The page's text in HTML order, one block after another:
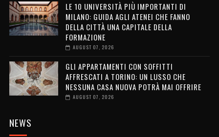
LE 10 UNIVERSITÀ PIÙ IMPORTANTI DI
MILANO: GUIDA AGLI ATENEI CHE FANNO
DELLA CITTÀ UNA CAPITALE DELLA
FORMAZIONE
AUGUST 07, 2026
GLI APPARTAMENTI CON SOFFITTI
AFFRESCATI A TORINO: UN LUSSO CHE
NESSUNA CASA NUOVA POTRÀ MAI OFFRIRE
AUGUST 07, 2026
NEWS